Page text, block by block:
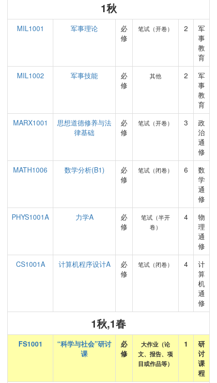
1秋
MIL1001 军事理论
必
修
笔试（开卷） 2
军
事
教
育
MIL1002
军事技能
必
修
其他 2
军
事
教
育
MARX1001
思想道德修养与法
律基础
必
修
笔试（开卷） 3
政
治
通
修
MATH1006
数学分析(B1)
必
修
笔试（闭卷） 6
数
学
通
修
PHYS1001A
力学A
必
修
笔试（半开
卷）
4
物
理
通
修
CS1001A
计算机程序设计A
必
修
笔试（闭卷） 4
计
算
机
通
修
1秋,1春
FS1001
“科学与社会”研讨
课
必
修
大作业（论
文、报告、项
目或作品等）
1
研
讨
课
程